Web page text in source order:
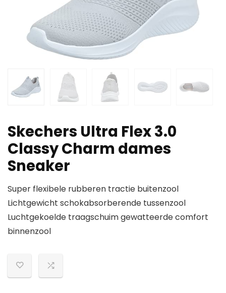
Skechers Ultra Flex 3.0
Classy Charm dames
Sneaker
Super flexibele rubberen tractie buitenzool
Lichtgewicht schokabsorberende tussenzool
Luchtgekoelde traagschuim gewatteerde comfort
binnenzool